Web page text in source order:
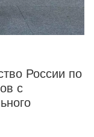
России по
с